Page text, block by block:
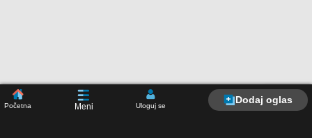
Početna Meni Uloguj se
Dodaj oglas